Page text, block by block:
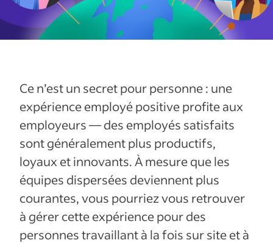
Ce n’est un secret pour personne : une
expérience employé positive profite aux
employeurs — des employés satisfaits
sont généralement plus productifs,
loyaux et innovants. À mesure que les
équipes dispersées deviennent plus
courantes, vous pourriez vous retrouver
à gérer cette expérience pour des
personnes travaillant à la fois sur site et à